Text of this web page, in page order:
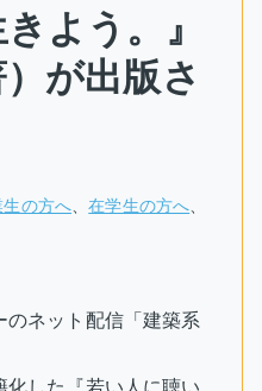
よう。』
）が出版さ
生の方へ、在学生の方へ、
ネット配信「建築系